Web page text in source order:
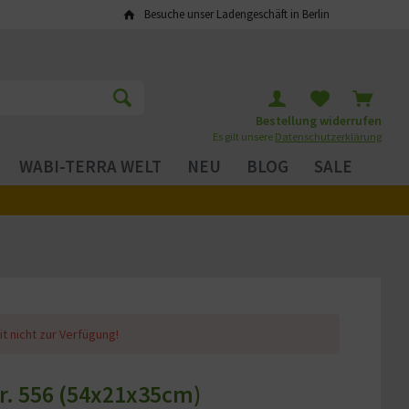
Besuche unser Ladengeschäft in Berlin
Bestellung widerrufen
Es gilt unsere Datenschutzerklärung
WABI-TERRA WELT NEU BLOG SALE
nicht zur Verfügung!
556 (54x21x35cm)